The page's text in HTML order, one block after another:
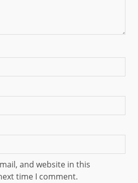
and website in this
time I comment.